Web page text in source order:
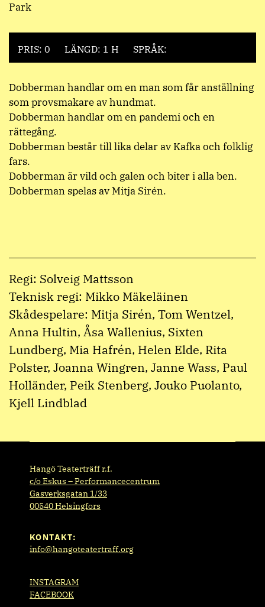
Park
PRIS: 0 LÄNGD: 1 H SPRÅK:
Dobberman handlar om en man som får anställning
som provsmakare av hundmat.
Dobberman handlar om en pandemi och en
rättegång.
Dobberman består till lika delar av Kafka och folklig
fars.
Dobberman är vild och galen och biter i alla ben.
Dobberman spelas av Mitja Sirén.
Regi: Solveig Mattsson
Teknisk regi: Mikko Mäkeläinen
Skådespelare: Mitja Sirén, Tom Wentzel,
Anna Hultin, Åsa Wallenius, Sixten
Lundberg, Mia Hafrén, Helen Elde, Rita
Polster, Joanna Wingren, Janne Wass, Paul
Holländer, Peik Stenberg, Jouko Puolanto,
Kjell Lindblad
Hangö Teaterträff r.f.
c/o Eskus – Performancecentrum
Gasverksgatan 1/33
00540 Helsingfors
KONTAKT:
info@hangoteatertraff.org
INSTAGRAM
FACEBOOK